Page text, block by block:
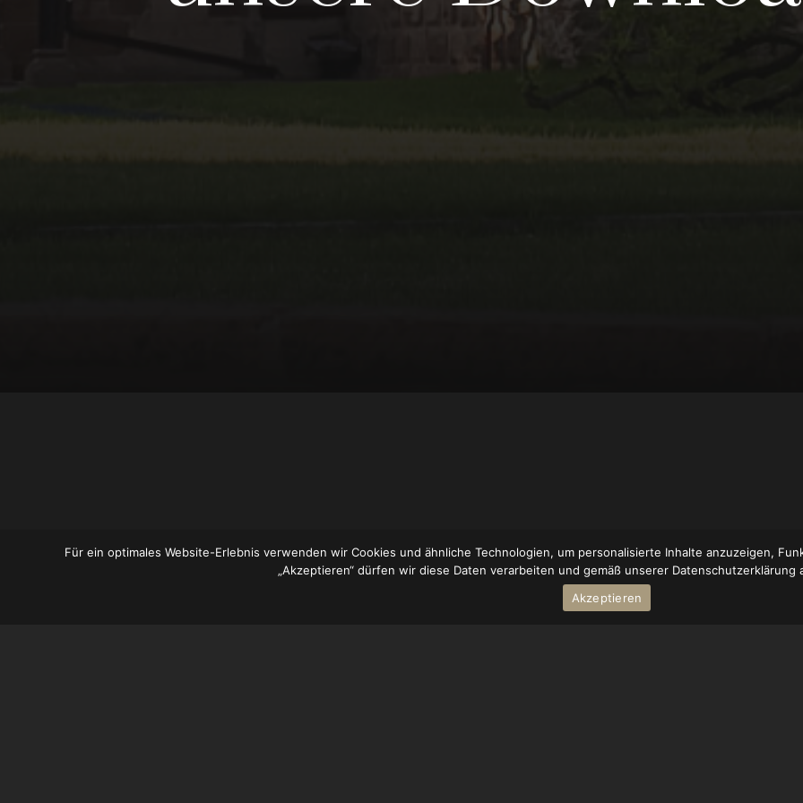
Alles auf einen Blick
Für ein optimales Website-Erlebnis verwenden wir Cookies und ähnliche Technologien, um personalisierte Inhalte anzuzeigen,
„Akzeptieren“ dürfen wir diese Daten verarbeiten und gemäß unserer
Akzeptieren